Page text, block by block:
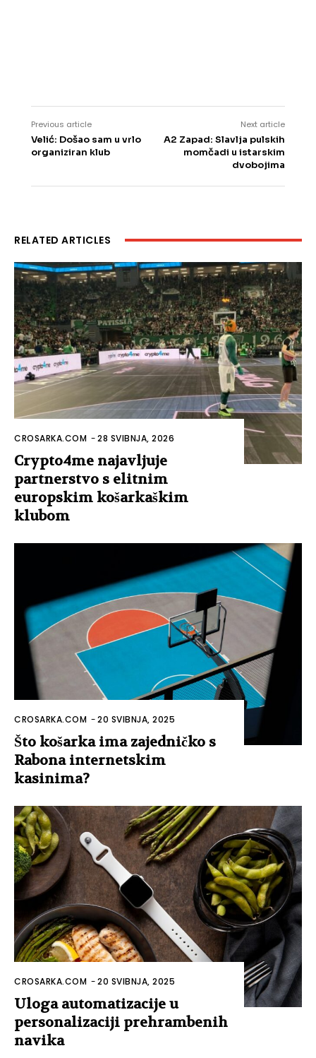
Previous article
Velić: Došao sam u vrlo
organiziran klub
Next article
A2 Zapad: Slavlja pulskih
momčadi u istarskim
dvobojima
RELATED ARTICLES
CROSARKA.COM -28 SVIBNJA, 2026
Crypto4me najavljuje
partnerstvo s elitnim
europskim košarkaškim
klubom
CROSARKA.COM -20 SVIBNJA, 2025
Što košarka ima zajedničko s
Rabona internetskim
kasinima?
CROSARKA.COM -20 SVIBNJA, 2025
Uloga automatizacije u
personalizaciji prehrambenih
navika